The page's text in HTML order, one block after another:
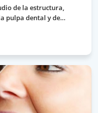
de la estructura,
pulpa dental y de…